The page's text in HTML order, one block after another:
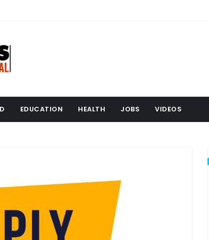
EDUCATION HEALTH JOBS VIDEOS